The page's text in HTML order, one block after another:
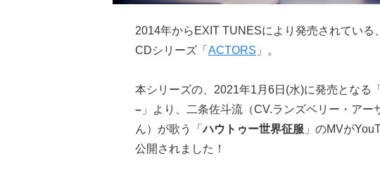
2014年からEXIT TUNESにより発売されている
CDシリーズ「 ACTORS 」。
本シリーズの、2021年1月6日(水)に発売となる「
– 」より、二条佐斗流（CV.ランズベリー・ア
ん）が歌う「ハウトゥー世界征服 」のMVが
公開されました！